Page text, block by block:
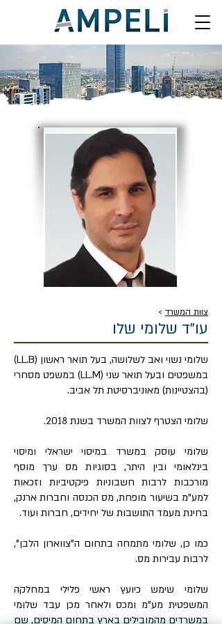
צוות המשרד >
עו"ד שלומי שלו
שלומי נשוי ואב לשלושה, בעל תואר ראשון (LL.B)
במשפטים ובעל תואר שני (LL.M) במשפט מסחרי
(בהצטיינות) מאוניברסיטת תל אביב.
שלומי הצטרף לצוות המשרד בשנת 2018.
שלומי עוסק במשרד במיסוי ישראלי ומיסוי
בינלאומי ובין היתר, בסוגיות מס ערך מוסף
מורכבות לרבות חשבוניות פיקטיביות וזכאות
למע"מ בשיעור מופחת, מס הכנסה וחברות ארנק,
בחינת מעמד התושבות של יחידים, חברות ועוד.
כמו כן, שלומי מתמחה בתחום ה"צווארון הלבן",
לרבות עבירות מס.
שלומי שימש כיועץ ראשי פלילי במחלקה
המשפטית מע"מ ומכס ולאחר מכן עבד שלומי
במשרדים מהמובילים בארץ בתחום המיסים, שם